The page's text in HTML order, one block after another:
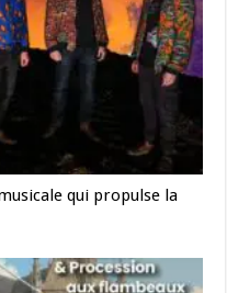
qui propulse la